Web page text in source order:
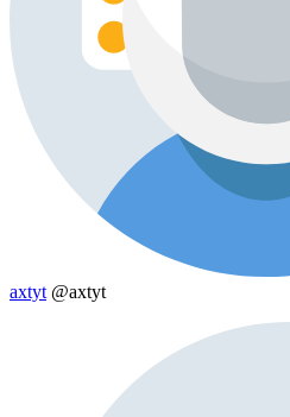
axtyt @axtyt